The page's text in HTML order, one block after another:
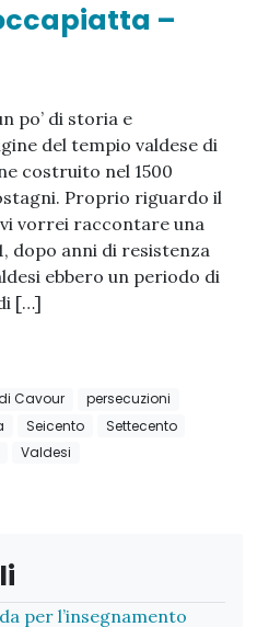
–
po’ di storia e
del tempio valdese di
costruito nel 1500
Proprio riguardo il
vorrei raccontare una
dopo anni di resistenza
ebbero un periodo di
[…]
Cavour
persecuzioni
Seicento
Settecento
Valdesi
per l’insegnamento